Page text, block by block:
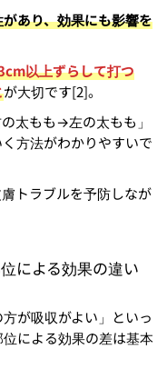
あり、効果にも影響を
以上ずらして打つ
が大切です[2]。
太もも→左の太もも」
方法がわかりやすいで
トラブルを予防しなが
による効果の違い
が吸収がよい」といっ
による効果の差は基本